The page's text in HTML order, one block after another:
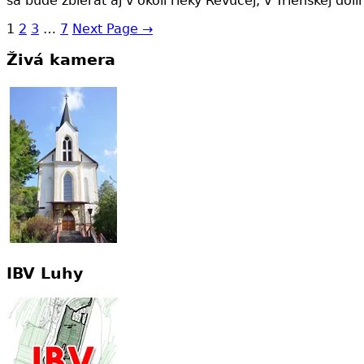
1 2 3 … 7 Next Page →
Živá kamera
IBV Luhy